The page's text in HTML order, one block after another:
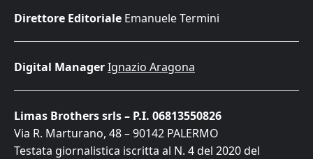
Direttore Editoriale Emanuele Termini
Digital ManagerIgnazio Aragona
Limas Brothers srls – P.I. 06813550826
Via R. Marturano, 48 – 90142 PALERMO
Testata giornalistica iscritta al N. 4 del 2020 del